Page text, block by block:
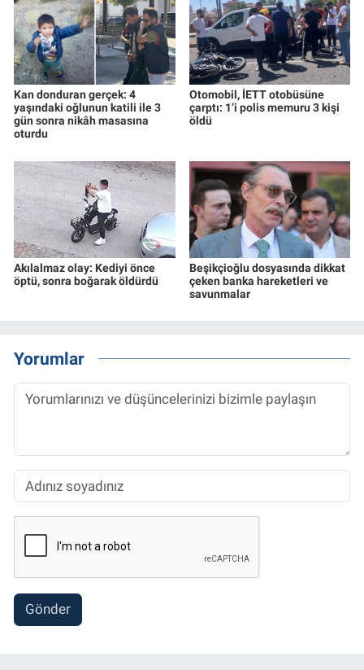
Kan donduran gerçek: 4
yaşındaki oğlunun katili ile 3
gün sonra nikâh masasına
oturdu
Otomobil, İETT otobüsüne
çarptı: 1’i polis memuru 3 kişi
öldü
Akılalmaz olay: Kediyi önce
öptü, sonra boğarak öldürdü
Beşikçioğlu dosyasında dikkat
çeken banka hareketleri ve
savunmalar
Yorumlar
Gönder